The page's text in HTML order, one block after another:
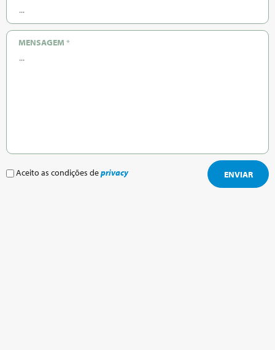
MENSAGEM *
Aceito as condições deprivacy ENVIAR